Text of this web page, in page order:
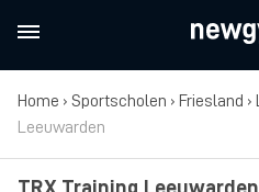
Home › Sportscholen › Friesland ›
Leeuwarden
TRX Training Leeuwarden